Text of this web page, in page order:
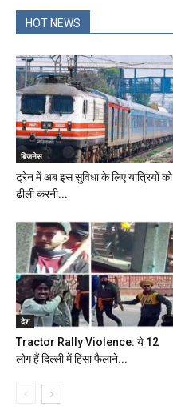
HOT NEWS
बिजनेस
ट्रेन में अब इस सुविधा के लिए यात्रियों को
ढीली करनी...
देश
Tractor Rally Violence: ये 12
लोग हैं दिल्ली में हिंसा फैलाने...